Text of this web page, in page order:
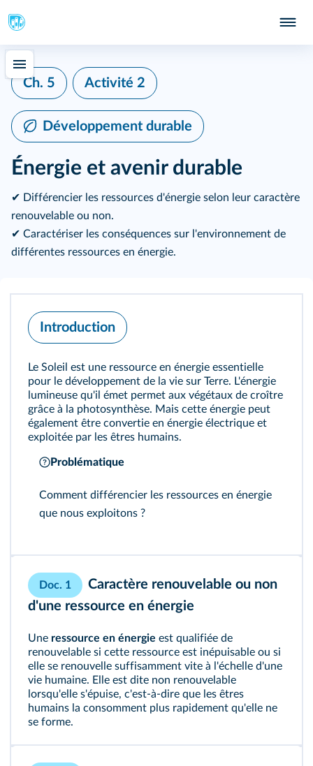
Ch. 5 Activité 2
Développement durable
Énergie et avenir durable
✔ Différencier les ressources d'énergie selon leur caractère
renouvelable ou non.
✔ Caractériser les conséquences sur l'environnement de
différentes ressources en énergie.
Introduction
Le Soleil est une ressource en énergie essentielle
pour le développement de la vie sur Terre. L'énergie
lumineuse qu'il émet permet aux végétaux de croître
grâce à la photosynthèse. Mais cette énergie peut
également être convertie en énergie électrique et
exploitée par les êtres humains.
Problématique
Comment différencier les ressources en énergie
que nous exploitons ?
Doc. 1
Caractère renouvelable ou non
d'une ressource en énergie
Une ressource en énergie est qualifiée de
renouvelable si cette ressource est inépuisable ou si
elle se renouvelle suffisamment vite à l'échelle d'une
vie humaine. Elle est dite non renouvelable
lorsqu'elle s'épuise, c'est-à-dire que les êtres
humains la consomment plus rapidement qu'elle ne
se forme.